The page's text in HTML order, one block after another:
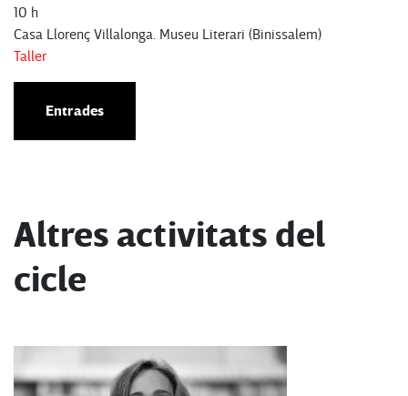
10 h
Casa Llorenç Villalonga. Museu Literari (Binissalem)
Taller
Entrades
Altres activitats del
cicle